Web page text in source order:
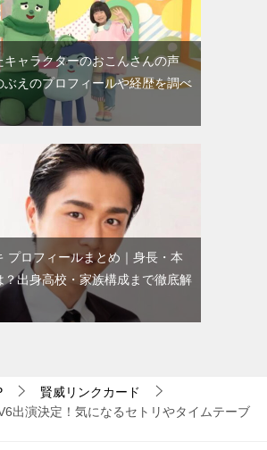
キャラクターのおこんさんの声
ぶえのプロフィールや経歴を調べ
プロフィールまとめ｜身長・本
？出身高校・家族構成まで徹底解
賢威リンクカード
出演決定！気になるセトリやタイムテーブ